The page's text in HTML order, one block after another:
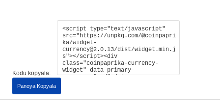
Kodu kopyala:
Panoya Kopyala